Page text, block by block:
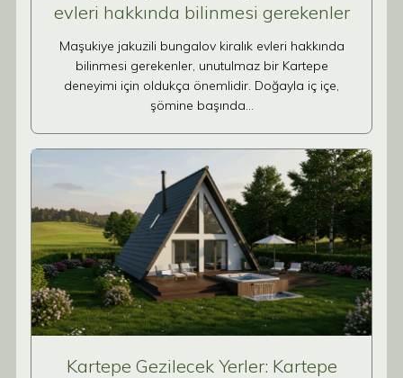
evleri hakkında bilinmesi gerekenler
Maşukiye jakuzili bungalov kiralık evleri hakkında
bilinmesi gerekenler, unutulmaz bir Kartepe
deneyimi için oldukça önemlidir. Doğayla iç içe,
şömine başında…
Kartepe Gezilecek Yerler: Kartepe